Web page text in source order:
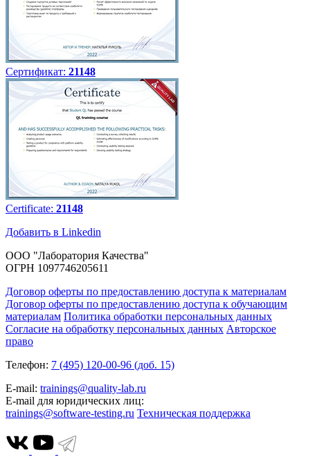
Сертификат: 21148
Certificate: 21148
Добавить в Linkedin
ООО "Лаборатория Качества"
ОГРН 1097746205611
Договор оферты по предоставлению доступа к материалам
Договор оферты по предоставлению доступа к обучающим
материалам Политика обработки персональных данных
Согласие на обработку персональных данных Авторское
право
Телефон: 7 (495) 120-00-96 (доб. 15)
E-mail: trainings@quality-lab.ru
E-mail для юридических лиц:
trainings@software-testing.ru Техническая поддержка